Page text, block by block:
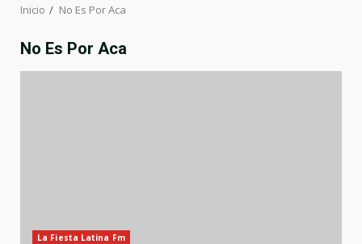
Inicio No Es Por Aca
No Es Por Aca
La Fiesta Latina Fm